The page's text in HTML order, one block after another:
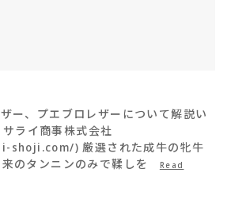
ー、プエブロレザーについて解説い
ライ商事株式会社
) 厳選された成牛の牝牛
のタンニンのみで鞣しを
Read